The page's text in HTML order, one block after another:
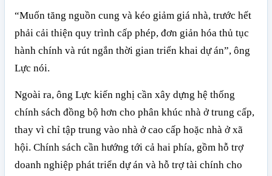
“Muốn tăng nguồn cung và kéo giảm giá nhà, trước hết
phải cải thiện quy trình cấp phép, đơn giản hóa thủ tục
hành chính và rút ngắn thời gian triển khai dự án”, ông
Lực nói.
Ngoài ra, ông Lực kiến nghị cần xây dựng hệ thống
chính sách đồng bộ hơn cho phân khúc nhà ở trung cấp,
thay vì chỉ tập trung vào nhà ở cao cấp hoặc nhà ở xã
hội. Chính sách cần hướng tới cả hai phía, gồm hỗ trợ
doanh nghiệp phát triển dự án và hỗ trợ tài chính cho